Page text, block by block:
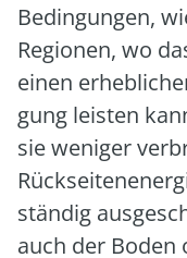
Bedin­gun­gen,
Regio­nen, wo
einen
gung leis­ten
sie weni­ger
stän­dig
auch der Boden